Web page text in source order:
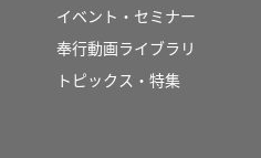
イベント・セミナー
奉行動画ライブラリ
トピックス・特集